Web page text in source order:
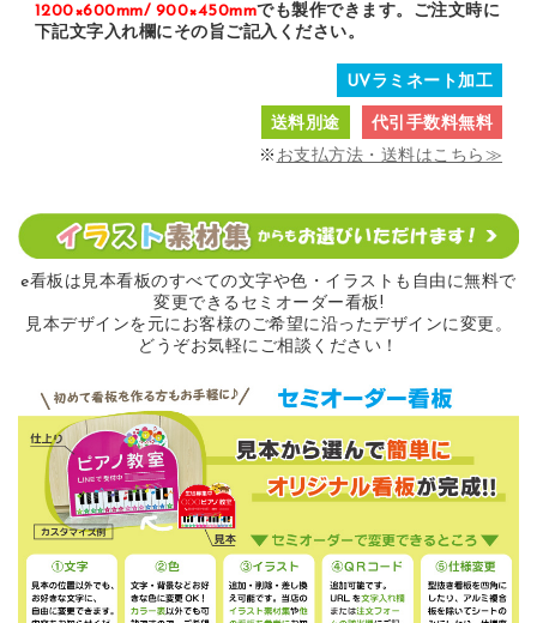
1200×600mm/ 900×450mmでも製作できます。ご注文時に
下記文字入れ欄にその旨ご記入ください。
UVラミネート加工
送料別途
代引手数料無料
※ お支払方法・送料はこちら≫
e看板は見本看板のすべての文字や色・イラストも自由に無料で
変更できるセミオーダー看板!
見本デザインを元にお客様のご希望に沿ったデザインに変更。
どうぞお気軽にご相談ください！